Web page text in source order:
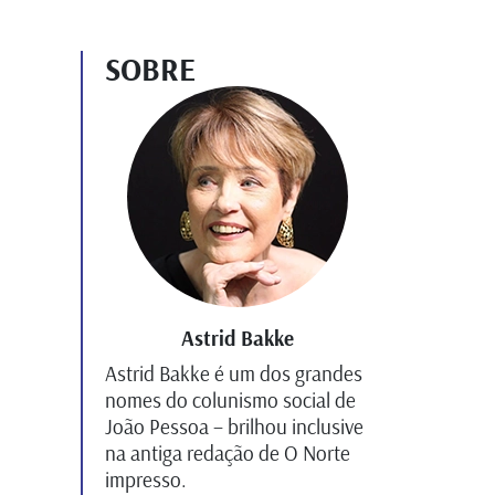
SOBRE
Astrid Bakke
Astrid Bakke é um dos grandes
nomes do colunismo social de
João Pessoa – brilhou inclusive
na antiga redação de O Norte
impresso.